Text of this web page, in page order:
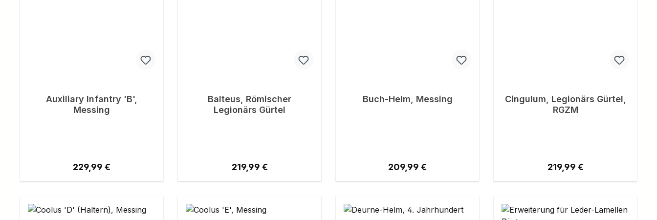
Auxiliary Infantry 'B',
Messing
Regulärer Preis:
229,99 €
Balteus, Römischer
Legionärs Gürtel
Regulärer Preis:
219,99 €
Buch-Helm, Messing
Regulärer Preis:
209,99 €
Cingulum, Legionärs Gürtel,
RGZM
Regulärer Preis:
219,99 €